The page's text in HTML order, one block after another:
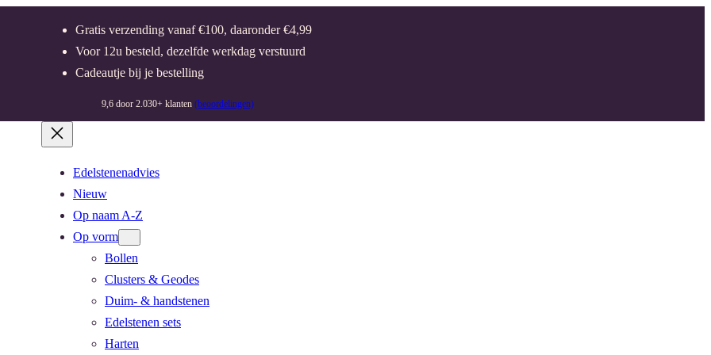
Gratis verzending vanaf €100, daaronder €4,99
Voor 12u besteld, dezelfde werkdag verstuurd
Cadeautje bij je bestelling
9,6 door 2.030+ klanten (beoordelingen)
Edelstenenadvies
Nieuw
Op naam A-Z
Op vorm
Bollen
Clusters & Geodes
Duim- & handstenen
Edelstenen sets
Harten